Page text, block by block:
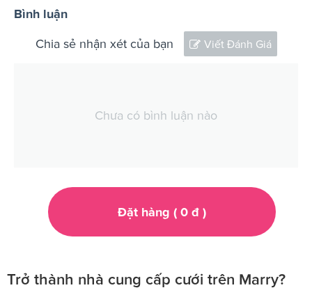
Bình luận
Chia sẻ nhận xét của bạn Viết Đánh Giá
Chưa có bình luận nào
Đặt hàng ( 0đ )
Trở thành nhà cung cấp cưới trên Marry?